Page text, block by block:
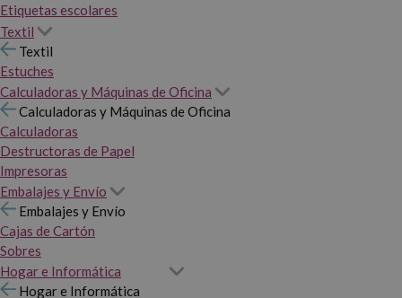
Etiquetas escolares
Textil
Textil
Estuches
Calculadoras y Máquinas de Oficina
Calculadoras y Máquinas de Oficina
Calculadoras
Destructoras de Papel
Impresoras
Embalajes y Envío
Embalajes y Envío
Cajas de Cartón
Sobres
Hogar e Informática
Hogar e Informática